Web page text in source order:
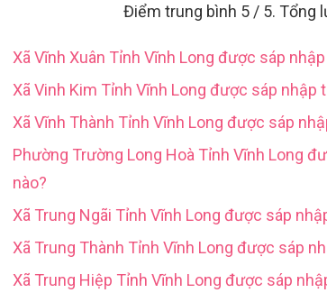
Điểm trung bình 5 / 5. Tổng
Xã Vĩnh Xuân Tỉnh Vĩnh Long được sáp
Xã Vinh Kim Tỉnh Vĩnh Long được sáp nhập
Xã Vĩnh Thành Tỉnh Vĩnh Long được sáp
Phường Trường Long Hoà Tỉnh Vĩnh Long
nào?
Xã Trung Ngãi Tỉnh Vĩnh Long được sáp
Xã Trung Thành Tỉnh Vĩnh Long được sáp
Xã Trung Hiệp Tỉnh Vĩnh Long được sáp